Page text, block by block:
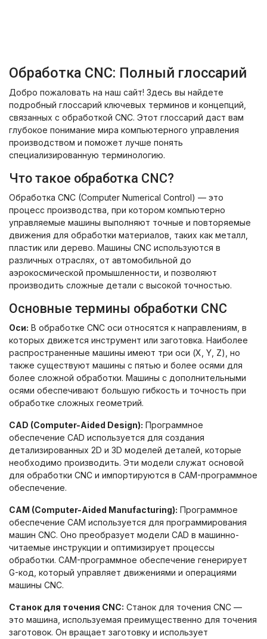
Обработка CNC: Полный глоссарий
Добро пожаловать на наш сайт! Здесь вы найдете
подробный глоссарий ключевых терминов и концепций,
связанных с обработкой CNC. Этот глоссарий даст вам
глубокое понимание мира компьютерного управления
производством и поможет лучше понять
специализированную терминологию.
Что такое обработка CNC?
Обработка CNC (Computer Numerical Control) — это
процесс производства, при котором компьютерно
управляемые машины выполняют точные и повторяемые
движения для обработки материалов, таких как металл,
пластик или дерево. Машины CNC используются в
различных отраслях, от автомобильной до
аэрокосмической промышленности, и позволяют
производить сложные детали с высокой точностью.
Основные термины обработки CNC
Оси: В обработке CNC оси относятся к направлениям, в
которых движется инструмент или заготовка. Наиболее
распространенные машины имеют три оси (X, Y, Z), но
также существуют машины с пятью и более осями для
более сложной обработки. Машины с дополнительными
осями обеспечивают большую гибкость и точность при
обработке сложных геометрий.
CAD (Computer-Aided Design): Программное
обеспечение CAD используется для создания
детализированных 2D и 3D моделей деталей, которые
необходимо производить. Эти модели служат основой
для обработки CNC и импортируются в CAM-программное
обеспечение.
CAM (Computer-Aided Manufacturing): Программное
обеспечение CAM используется для программирования
машин CNC. Оно преобразует модели CAD в машинно-
читаемые инструкции и оптимизирует процессы
обработки. CAM-программное обеспечение генерирует
G-код, который управляет движениями и операциями
машины CNC.
Станок для точения CNC: Станок для точения CNC —
это машина, используемая преимущественно для точения
заготовок. Он вращает заготовку и использует